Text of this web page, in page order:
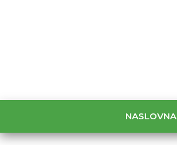
NASLOVNA